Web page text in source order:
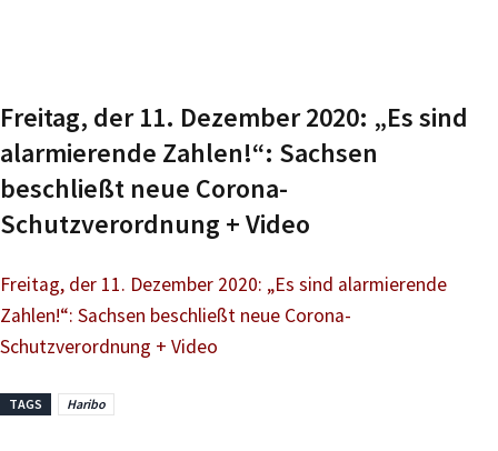
Freitag, der 11. Dezember 2020: „Es sind
alarmierende Zahlen!“: Sachsen
beschließt neue Corona-
Schutzverordnung + Video
Freitag, der 11. Dezember 2020: „Es sind alarmierende
Zahlen!“: Sachsen beschließt neue Corona-
Schutzverordnung + Video
TAGS Haribo